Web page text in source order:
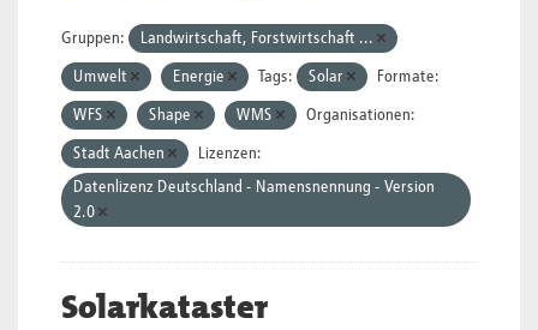
Gruppen: Landwirtschaft, Forstwirtschaft ...
Umwelt Energie Tags: Solar Formate:
WFS Shape WMS Organisationen:
Stadt Aachen
Lizenzen:
Datenlizenz Deutschland - Namensnennung - Version
2.0
Solarkataster